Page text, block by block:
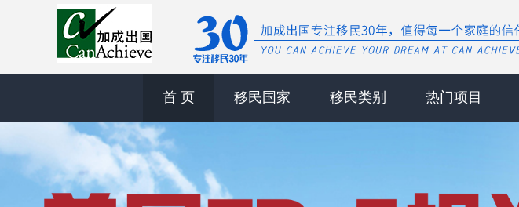
首 页 移民国家 移民类别 热门项目